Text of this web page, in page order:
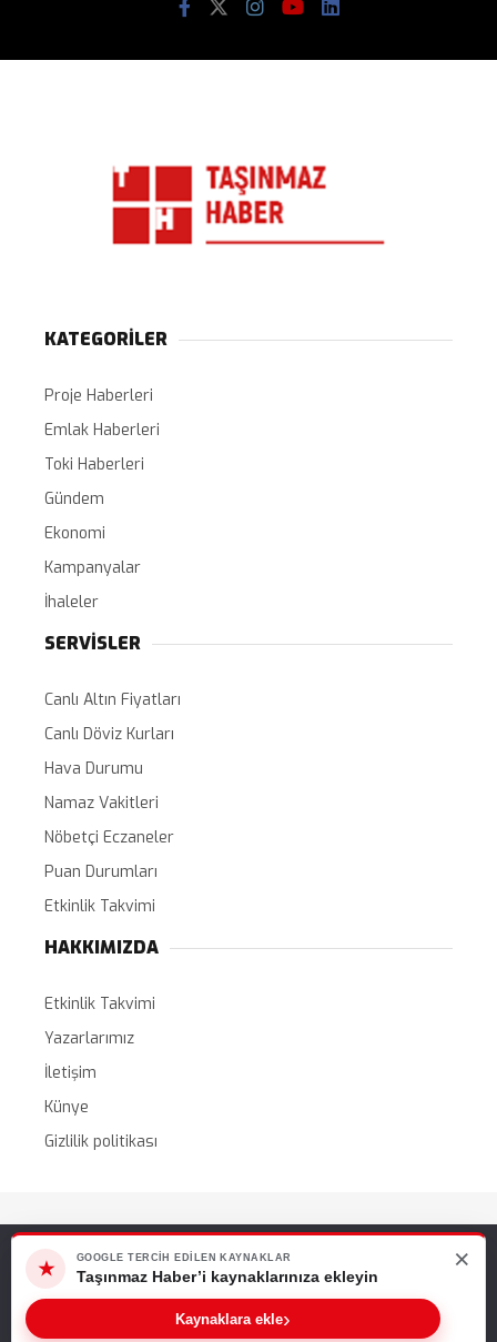
KATEGORİLER
Proje Haberleri
Emlak Haberleri
Toki Haberleri
Gündem
Ekonomi
Kampanyalar
İhaleler
SERVİSLER
Canlı Altın Fiyatları
Canlı Döviz Kurları
Hava Durumu
Namaz Vakitleri
Nöbetçi Eczaneler
Puan Durumları
Etkinlik Takvimi
HAKKIMIZDA
Etkinlik Takvimi
Yazarlarımız
İletişim
Künye
Gizlilik politikası
Tüm Hakları Saklıdır. |WordPress Haber Teması
Web sitemizde size en iyi deneyimi sunabilmemiz için çerezleri
kullanıyoruz. Bu siteyi kullanmaya devam ederseniz, bunu kabul
ettiğinizi varsayarız.
Tamam
★
GOOGLE TERCIH EDILEN KAYNAKLAR
Taşınmaz Haber’i kaynaklarınıza ekleyin
Kaynaklara ekle›
×